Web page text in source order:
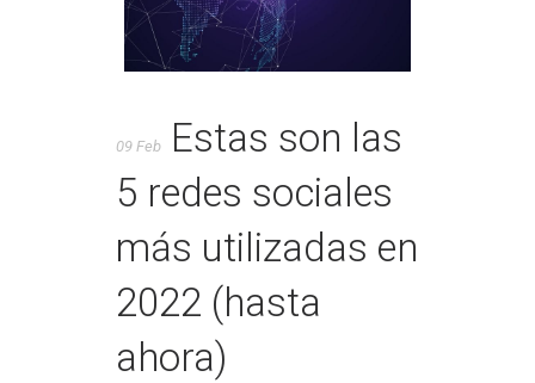
09 Feb
Estas son las
5 redes sociales
más utilizadas en
2022 (hasta
ahora)